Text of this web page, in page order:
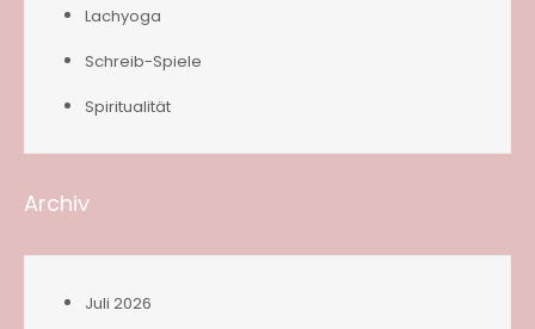
Lachyoga
Schreib-Spiele
Spiritualität
Archiv
Juli 2026